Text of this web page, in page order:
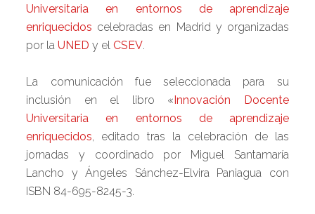
Universitaria en entornos de aprendizaje
enriquecidos celebradas en Madrid y organizadas
por laUNED y elCSEV.
La comunicación fue seleccionada para su
inclusión en el libro «Innovación Docente
Universitaria en entornos de aprendizaje
enriquecidos, editado tras la celebración de las
jornadas y coordinado por Miguel Santamaría
Lancho y Ángeles Sánchez-Elvira Paniagua con
ISBN 84-695-8245-3.